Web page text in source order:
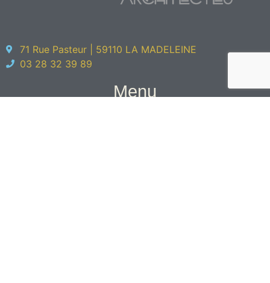
71 Rue Pasteur | 59110 LA MADELEINE
03 28 32 39 89
Menu